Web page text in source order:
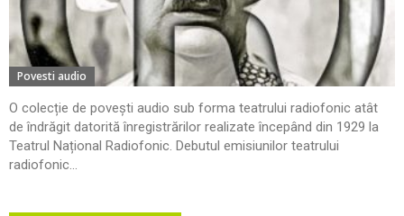
Povesti audio
O colecție de povești audio sub forma teatrului radiofonic atât
de îndrăgit datorită înregistrărilor realizate începând din 1929 la
Teatrul Național Radiofonic. Debutul emisiunilor teatrului
radiofonic...